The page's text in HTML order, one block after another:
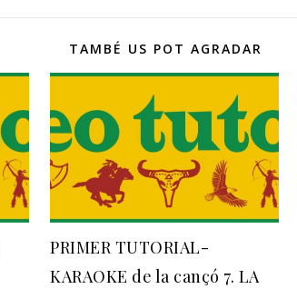
TAMBÉ US POT AGRADAR
PRIMER TUTORIAL-
KARAOKE de la cançó 7. LA